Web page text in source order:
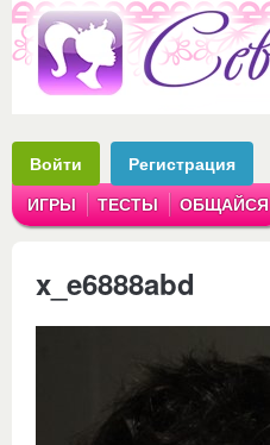
Войти Регистрация
ИГРЫ ТЕСТЫ ОБЩАЙСЯ
x_e6888abd